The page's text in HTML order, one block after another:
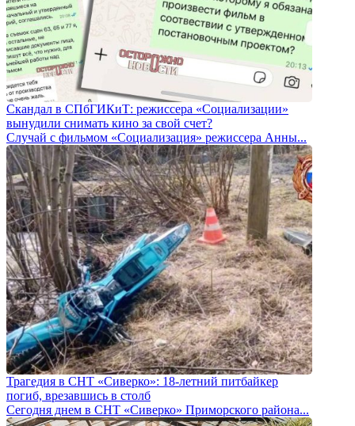
Скандал в СПбГИКиТ: режиссера «Социализации»
вынудили снимать кино за свой счет?
Случай с фильмом «Социализация» режиссера Анны...
Трагедия в СНТ «Сиверко»: 18-летний питбайкер
погиб, врезавшись в столб
Сегодня днем в СНТ «Сиверко» Приморского района...